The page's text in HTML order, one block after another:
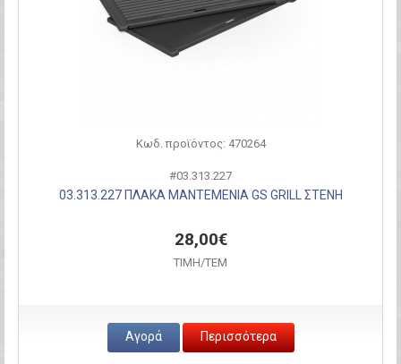
Κωδ. προϊόντος: 470264
#03.313.227
03.313.227 ΠΛΑΚΑ ΜΑΝΤΕΜΕΝΙΑ GS GRILL ΣΤΕΝΗ
28,00€
ΤΙΜH/ΤΕΜ
Αγορά Περισσότερα